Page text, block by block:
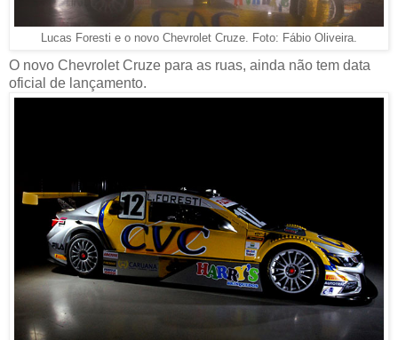
Lucas Foresti e o novo Chevrolet Cruze. Foto: Fábio Oliveira.
O novo Chevrolet Cruze para as ruas, ainda não tem data
oficial de lançamento.